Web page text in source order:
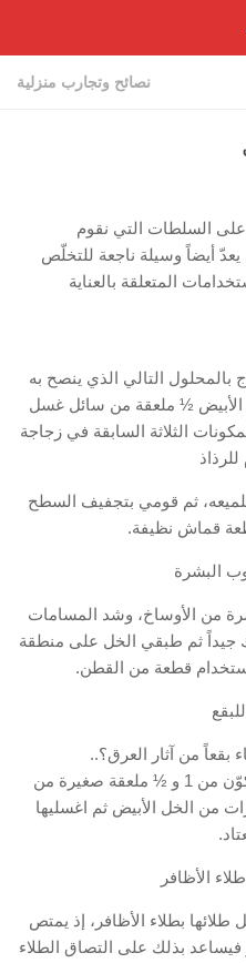
نصائح وتجارب منزلية
السلطات التي نقوم
يعدّ أيضاً وسيلة ناجعة للتخلّص
المتعلقة بالعناية
بالمحلول التالي الذي ينصح به
½ ملعقة من سائل غسل
الثلاثة السابقة في زجاجة
ثم قومي بتجفيف السطح
قماش نظيفة.
البشرة
من الأوساخ، وشد المسامات
جيداً ثم طبقي الخل على منطقة
قطعة من القطن.
بقعاً من آثار العرق؟..
ضعي عليها القليل من محلول مكوّن من 1 و ½ ملعقة صغيرة من
من الخل الأبيض ثم اغسليها
الأظافر
بطلاء الأظافر، إذ يمتص
بذلك على التصاق الطلاء